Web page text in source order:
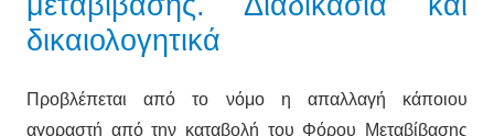
δικαιολογητικά
Προβλέπεται από το νόμο η απαλλαγή κάποιου
αγοραστή από την καταβολή του Φόρου Μεταβίβασης